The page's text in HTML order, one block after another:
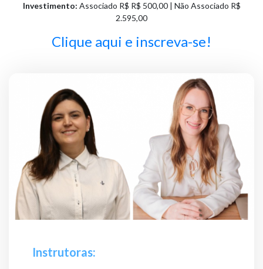
Investimento: Associado R$ R$ 500,00 | Não Associado R$
2.595,00
Clique aqui e inscreva-se!
Instrutoras: